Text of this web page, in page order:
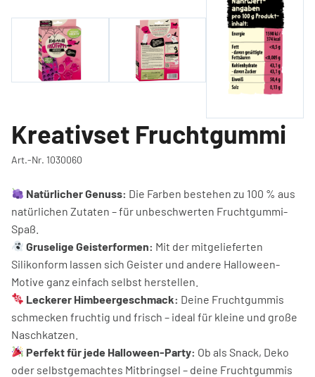
Kreativset Fruchtgummi
Art.-Nr. 1030060
Natürlicher Genuss: Die Farben bestehen zu 100 % aus
natürlichen Zutaten – für unbeschwerten Fruchtgummi-
Spaß.
Gruselige Geisterformen: Mit der mitgelieferten
Silikonform lassen sich Geister und andere Halloween-
Motive ganz einfach selbst herstellen.
Leckerer Himbeergeschmack: Deine Fruchtgummis
schmecken fruchtig und frisch – ideal für kleine und große
Naschkatzen.
Perfekt für jede Halloween-Party: Ob als Snack, Deko
oder selbstgemachtes Mitbringsel – deine Fruchtgummis